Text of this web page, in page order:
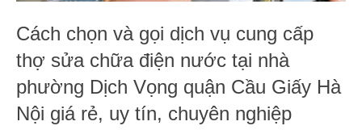
Cách chọn và gọi dịch vụ cung cấp
thợ sửa chữa điện nước tại nhà
phường Dịch Vọng quận Cầu Giấy Hà
Nội giá rẻ, uy tín, chuyên nghiệp